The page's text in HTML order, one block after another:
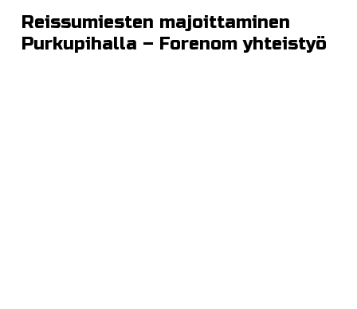
Reissumiesten majoittaminen
Purkupihalla – Forenom yhteistyö